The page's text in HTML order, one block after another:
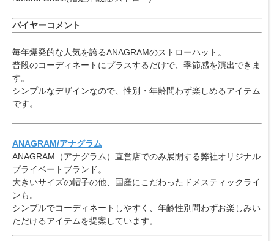
バイヤーコメント
毎年爆発的な人気を誇るANAGRAMのストローハット。
普段のコーディネートにプラスするだけで、季節感を演出できま
す。
シンプルなデザインなので、性別・年齢問わず楽しめるアイテム
です。
ANAGRAM/アナグラム
ANAGRAM（アナグラム）直営店でのみ展開する弊社オリジナル
プライベートブランド。
大きいサイズの帽子の他、国産にこだわったドメスティックライ
ンも。
シンプルでコーディネートしやすく、年齢性別問わずお楽しみい
ただけるアイテムを提案しています。